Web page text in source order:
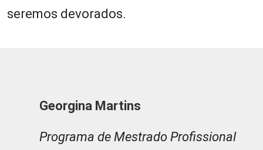
seremos devorados.
Georgina Martins
Programa de Mestrado Profissional